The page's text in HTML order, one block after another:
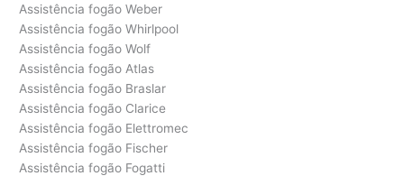
Assistência fogão Weber
Assistência fogão Whirlpool
Assistência fogão Wolf
Assistência fogão Atlas
Assistência fogão Braslar
Assistência fogão Clarice
Assistência fogão Elettromec
Assistência fogão Fischer
Assistência fogão Fogatti